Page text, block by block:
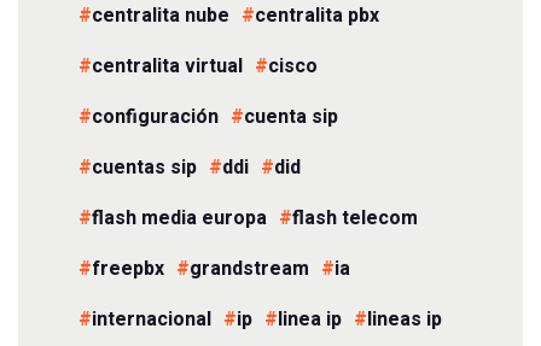
centralita nube
centralita pbx
centralita virtual
cisco
configuración
cuenta sip
cuentas sip
ddi
did
flash media europa
flash telecom
freepbx
grandstream
ia
internacional
ip linea ip
lineas ip